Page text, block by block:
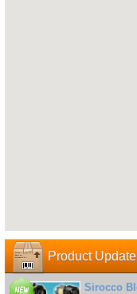
Product Update
Sirocco